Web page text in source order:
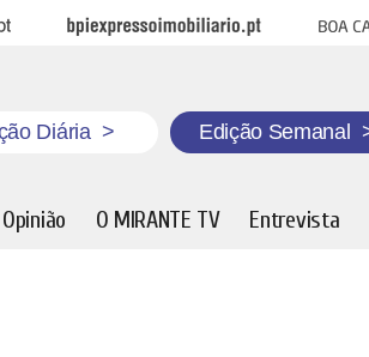
BPI Expresso Imobiliário Boa
Diária > Edição Semanal
Opinião O MIRANTE TV Entrevista